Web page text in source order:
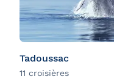
Tadoussac
11 croisières